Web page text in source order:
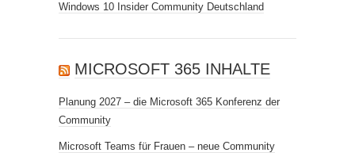
Windows 10 Insider Community Deutschland
MICROSOFT 365 INHALTE
Planung 2027 – die Microsoft 365 Konferenz der
Community
Microsoft Teams für Frauen – neue Community